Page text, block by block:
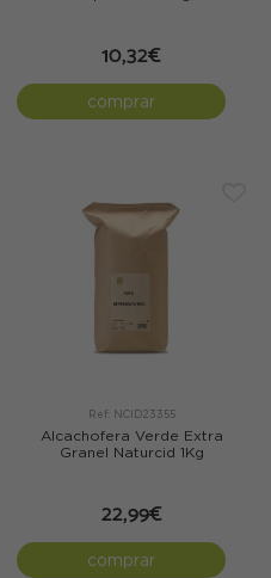
10,32€
comprar
Ref: NCID23355
Alcachofera Verde Extra
Granel Naturcid 1Kg
22,99€
comprar